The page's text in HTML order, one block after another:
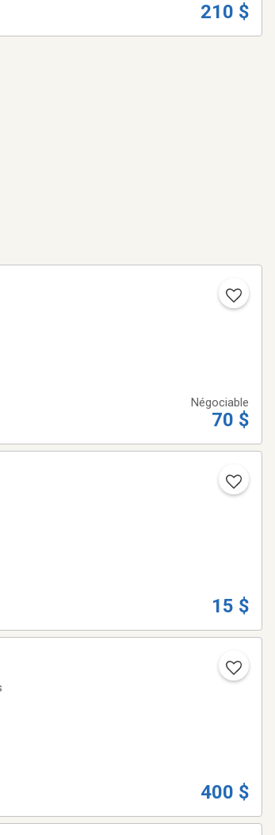
210 $
Négociable
70 $
15 $
400 $